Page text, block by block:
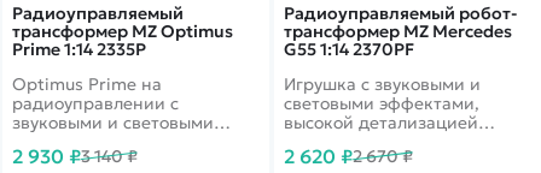
Радиоуправляемый
трансформер MZ Optimus
Prime 1:14 2335P
Optimus Prime на
радиоуправлении с
звуковыми и световыми
2 930 ₽3 140 ₽
Радиоуправляемый робот-
трансформер MZ Mercedes
G55 1:14 2370PF
Игрушка с звуковыми и
световыми эффектами,
высокой детализацией
присосками.
2 620 ₽2 670 ₽